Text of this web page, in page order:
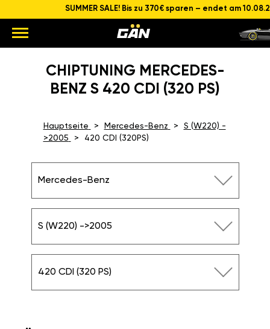
SUMMER SALE! Bis zu 370€ sparen – endet am
CHIPTUNING MERCEDES-
BENZ S 420 CDI (320 PS)
Hauptseite Mercedes-Benz
S (W220) -
>2005
420 CDI (320PS)
Mercedes-Benz
S (W220) ->2005
420 CDI (320 PS)